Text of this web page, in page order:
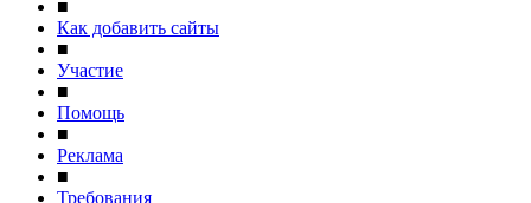
■
Как добавить сайты
■
Участие
■
Помощь
■
Реклама
■
Требования